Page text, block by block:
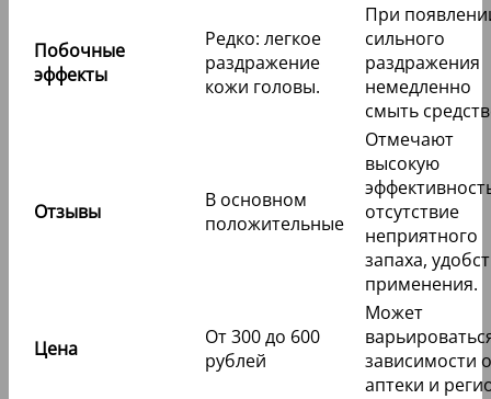
Побочные
эффекты
Редко: легкое
раздражение
кожи головы.
При
сильного
раздражения
немедленно
смыть
Отзывы
В основном
положительные
Отмечают
высокую
отсутствие
неприятного
запаха,
применения.
Цена
От 300 до 600
рублей
Может
зависимости
аптеки и